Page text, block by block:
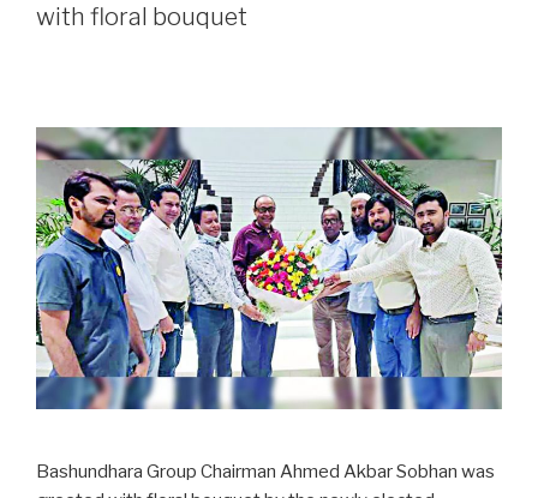
with floral bouquet
Bashundhara Group Chairman Ahmed Akbar Sobhan was